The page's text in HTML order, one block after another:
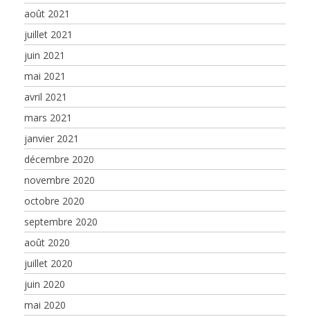
août 2021
juillet 2021
juin 2021
mai 2021
avril 2021
mars 2021
janvier 2021
décembre 2020
novembre 2020
octobre 2020
septembre 2020
août 2020
juillet 2020
juin 2020
mai 2020